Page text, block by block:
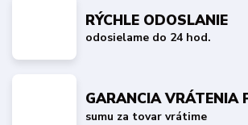
RÝCHLE ODOSLANIE
odosielame do 24 hod.
GARANCIA VRÁTENIA
sumu za tovar vrátime